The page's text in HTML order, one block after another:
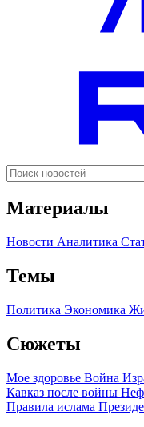
Материалы
Новости Аналитика
Темы
Политика Экономика
Сюжеты
Мое здоровье Война
Кавказ после войны
Правила ислама